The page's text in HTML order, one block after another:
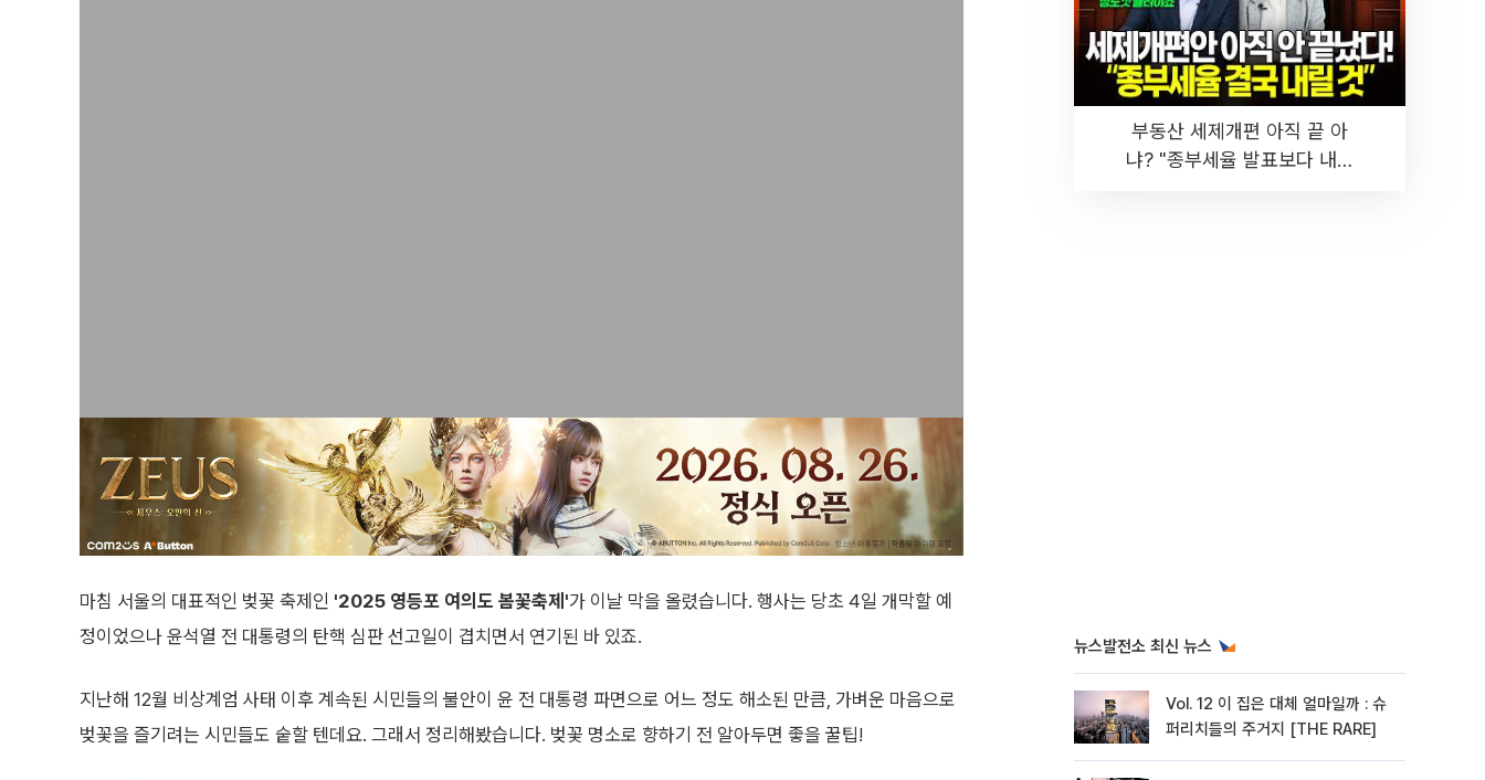
마침 서울의 대표적인 벚꽃 축제인 '2025 영등포 여의도 봄꽃축제'가 이날 막을 올렸습니다. 행사는 당초 4일 개막할 예
정이었으나 윤석열 전 대통령의 탄핵 심판 선고일이 겹치면서 연기된 바 있죠.
지난해 12월 비상계엄 사태 이후 계속된 시민들의 불안이 윤 전 대통령 파면으로 어느 정도 해소된 만큼, 가벼운 마음으로
벚꽃을 즐기려는 시민들도 숱할 텐데요. 그래서 정리해봤습니다. 벚꽃 명소로 향하기 전 알아두면 좋을 꿀팁!
부동산 세제개편 아직 끝 아
냐? "종부세율 발표보다 내릴
뉴스발전소 최신 뉴스
Vol. 12 이 집은 대체 얼마일까 : 슈
퍼리치들의 주거지 [THE RARE]